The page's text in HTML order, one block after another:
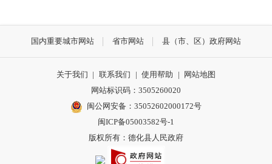
国内重要城市网站 省市网站 县（市、区）政府网站
关于我们 | 联系我们 | 使用帮助 |
网站地图
网站标识码：3505260020
闽公网安备：35052602000172号
闽ICP备05003582号-1
版权所有：德化县人民政府